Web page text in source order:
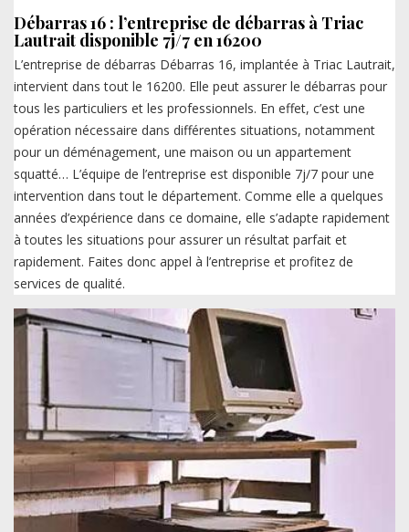
Débarras 16 : l’entreprise de débarras à Triac
Lautrait disponible 7j/7 en 16200
L’entreprise de débarras Débarras 16, implantée à Triac Lautrait,
intervient dans tout le 16200. Elle peut assurer le débarras pour
tous les particuliers et les professionnels. En effet, c’est une
opération nécessaire dans différentes situations, notamment
pour un déménagement, une maison ou un appartement
squatté… L’équipe de l’entreprise est disponible 7j/7 pour une
intervention dans tout le département. Comme elle a quelques
années d’expérience dans ce domaine, elle s’adapte rapidement
à toutes les situations pour assurer un résultat parfait et
rapidement. Faites donc appel à l’entreprise et profitez de
services de qualité.